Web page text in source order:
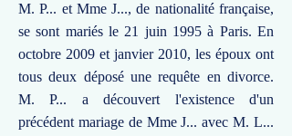
M. P... et Mme J..., de nationalité française,
se sont mariés le 21 juin 1995 à Paris. En
octobre 2009 et janvier 2010, les époux ont
tous deux déposé une requête en divorce.
M. P... a découvert l'existence d'un
précédent mariage de Mme J... avec M. L...